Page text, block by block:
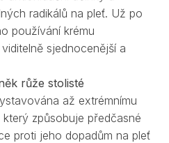
radikálů na pleť. Už po
používání krému
sjednocenější a
růže stolisté
až extrémnímu
způsobuje předčasné
proti jeho dopadům na pleť